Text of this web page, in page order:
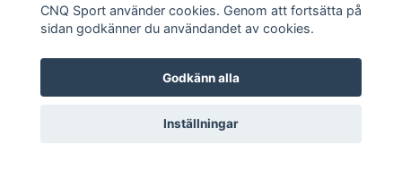
CNQ Sport använder cookies. Genom att fortsätta på
sidan godkänner du användandet av cookies.
Godkänn alla
Inställningar